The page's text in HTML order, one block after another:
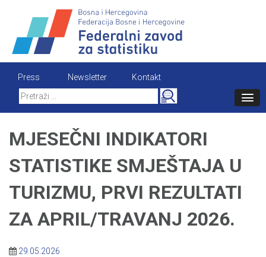
content
Press Newsletter
Kontakt
Search
for:
MJESEČNI INDIKATORI
STATISTIKE SMJEŠTAJA U
TURIZMU, PRVI REZULTATI
ZA APRIL/TRAVANJ 2026.
29.05.2026